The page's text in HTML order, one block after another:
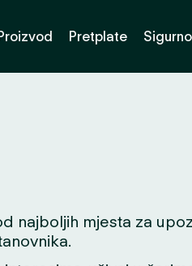
Pretplate
najboljih mjesta za